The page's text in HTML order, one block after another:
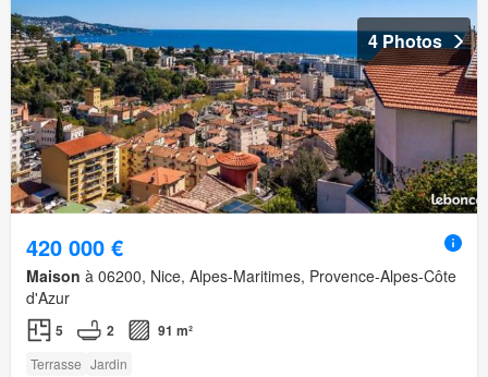
4 Photos
420 000 €
Maison à 06200, Nice, Alpes-Maritimes, Provence-Alpes-Côte
d'Azur
5 2 91 m²
Terrasse Jardin